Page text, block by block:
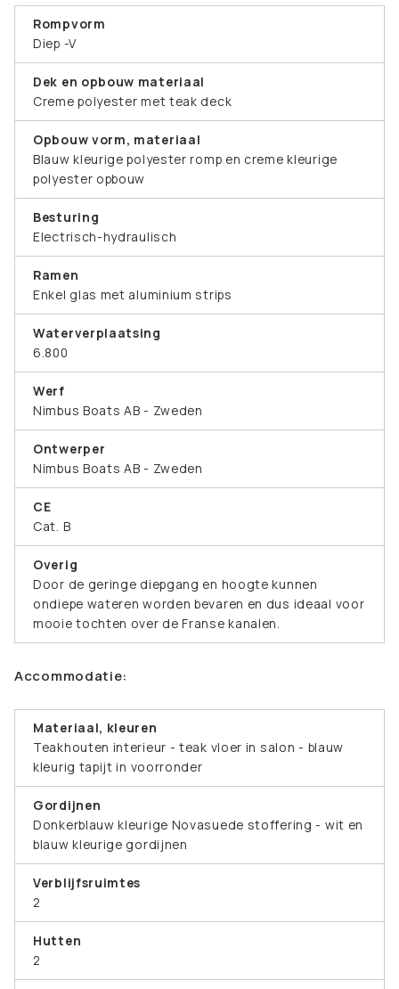
Rompvorm
Diep -V
Dek en opbouw materiaal
Creme polyester met teak deck
Opbouw vorm, materiaal
Blauw kleurige polyester romp en creme kleurige
polyester opbouw
Besturing
Electrisch-hydraulisch
Ramen
Enkel glas met aluminium strips
Waterverplaatsing
6.800
Werf
Nimbus Boats AB - Zweden
Ontwerper
Nimbus Boats AB - Zweden
CE
Cat. B
Overig
Door de geringe diepgang en hoogte kunnen
ondiepe wateren worden bevaren en dus ideaal voor
mooie tochten over de Franse kanalen.
Accommodatie:
Materiaal, kleuren
Teakhouten interieur - teak vloer in salon - blauw
kleurig tapijt in voorronder
Gordijnen
Donkerblauw kleurige Novasuede stoffering - wit en
blauw kleurige gordijnen
Verblijfsruimtes
2
Hutten
2